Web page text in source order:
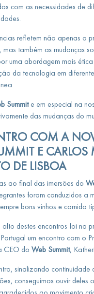
com as necessidades de
refletem não apenas o
mas também as mudanças
uma abordagem mais
da tecnologia em
Summite em especial na
das mudanças do
COM A
E CARLOS
DE LISBOA
ao final das imersões do
foram conduzidos a
bons vinhos e comida
destes encontros foi na
um encontro com o
CEO do Web Summit,
sinalizando continuidade
conseguimos ouvir deles